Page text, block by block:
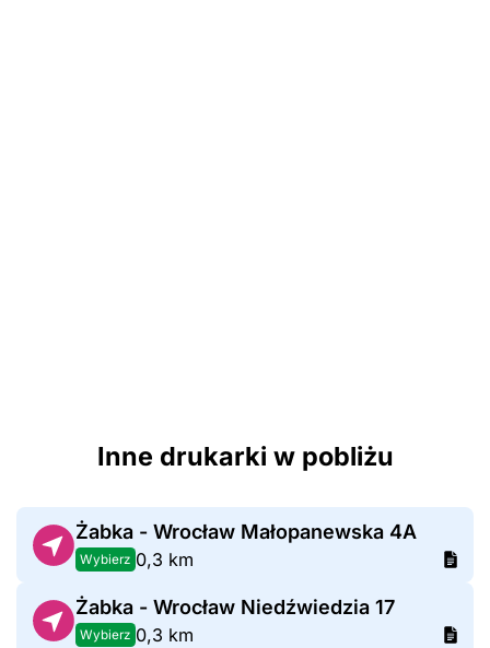
Inne drukarki w pobliżu
Żabka - Wrocław Małopanewska 4A
Wybierz 0,3 km
Żabka - Wrocław Niedźwiedzia 17
Wybierz 0,3 km